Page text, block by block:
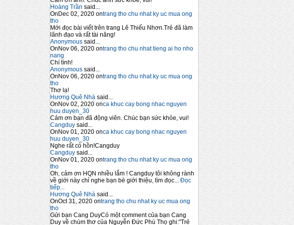
Hoàng Trần said...
OnDec 02, 2020 ontrang tho chu nhat ky uc mua ong
tho
Mới đọc bài viết trên trang Lê Thiếu Nhơn.Trẻ đã làm
lãnh đạo và rất tài năng!
Anonymous said...
OnNov 06, 2020 ontrang tho chu nhat tieng ai ho nho
nang
Chí tình!
Anonymous said...
OnNov 06, 2020 ontrang tho chu nhat ky uc mua ong
tho
Thơ lạ!
Hương Quê Nhà said...
OnNov 02, 2020 onca khuc cay bong nhac nguyen
huu duyen_30
Cảm ơn bạn đã động viên. Chúc bạn sức khỏe, vui!
Cangduy said...
OnNov 01, 2020 onca khuc cay bong nhac nguyen
huu duyen_30
Nghe rất có hồn!Cangduy
Cangduy said...
OnNov 01, 2020 ontrang tho chu nhat ky uc mua ong
tho
Oh, cảm ơn HQN nhiều lắm ! Cangduy tôi không rành
về giới này chỉ nghe bạn bè giới thiệu, tìm đọc...
Đọc
tiếp...
Hương Quê Nhà said...
OnOct 31, 2020 ontrang tho chu nhat ky uc mua ong
tho
Gửi bạn Cang DuyCó một comment của bạn Cang
Duy về chùm thơ của Nguyễn Đức Phú Thọ ghi:"Trẻ